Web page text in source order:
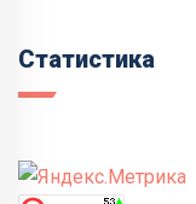
Статистика